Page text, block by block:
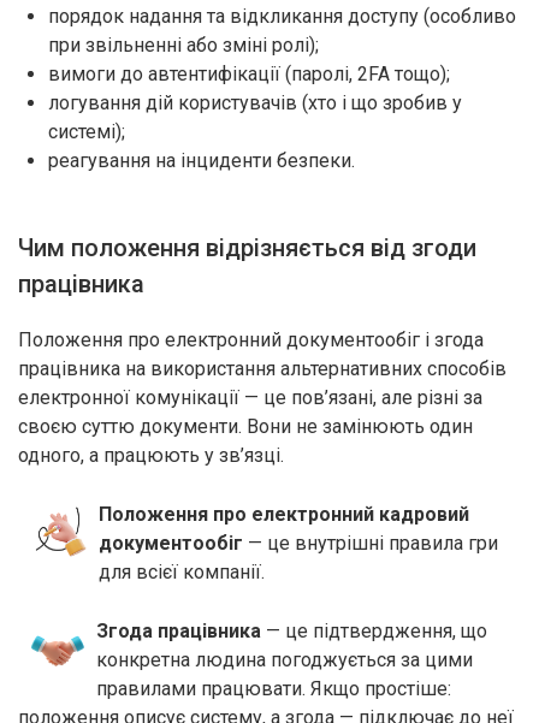
порядок надання та відкликання доступу (особливо
при звільненні або зміні ролі);
вимоги до автентифікації (паролі, 2FA тощо);
логування дій користувачів (хто і що зробив у
системі);
реагування на інциденти безпеки.
Чим положення відрізняється від згоди
працівника
Положення про електронний документообіг і згода
працівника на використання альтернативних способів
електронної комунікації — це пов’язані, але різні за
своєю суттю документи. Вони не замінюють один
одного, а працюють у зв’язці.
Положення про електронний кадровий
документообіг — це внутрішні правила гри
для всієї компанії.
Згода працівника — це підтвердження, що
конкретна людина погоджується за цими
правилами працювати. Якщо простіше:
положення описує систему, а згода — підключає до неї